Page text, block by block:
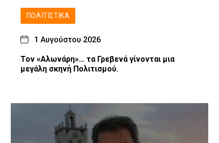
ΠΟΛΙΤΙΣΤΙΚΆ
1 Αυγούστου 2026
Τον «Αλωνάρη»… τα Γρεβενά γίνονται μια
μεγάλη σκηνή Πολιτισμού.